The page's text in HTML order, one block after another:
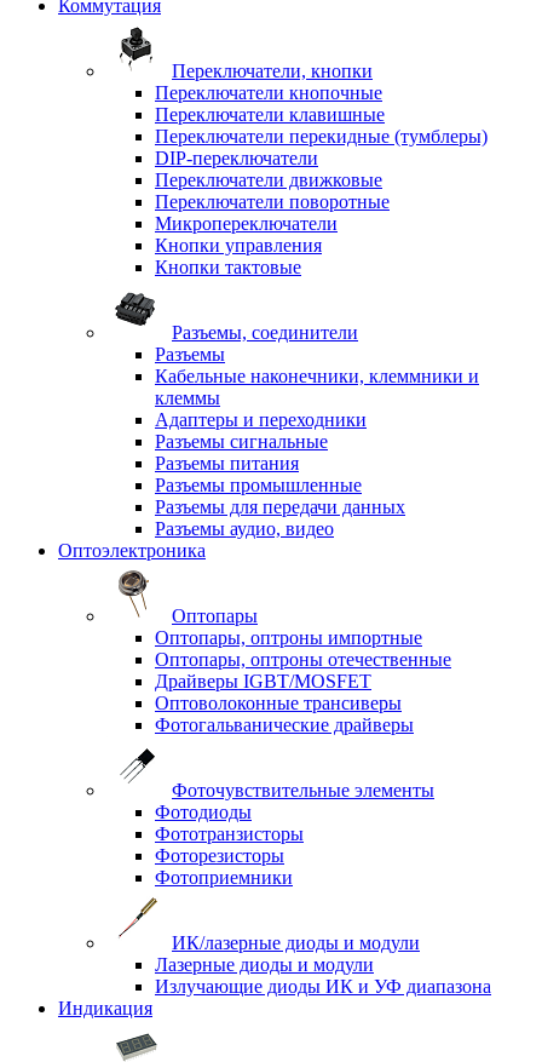
Коммутация
Переключатели, кнопки
Переключатели кнопочные
Переключатели клавишные
Переключатели перекидные (тумблеры)
DIP-переключатели
Переключатели движковые
Переключатели поворотные
Микропереключатели
Кнопки управления
Кнопки тактовые
Разъемы, соединители
Разъемы
Кабельные наконечники, клеммники и
клеммы
Адаптеры и переходники
Разъемы сигнальные
Разъемы питания
Разъемы промышленные
Разъемы для передачи данных
Разъемы аудио, видео
Оптоэлектроника
Оптопары
Оптопары, оптроны импортные
Оптопары, оптроны отечественные
Драйверы IGBT/MOSFET
Оптоволоконные трансиверы
Фотогальванические драйверы
Фоточувствительные элементы
Фотодиоды
Фототранзисторы
Фоторезисторы
Фотоприемники
ИК/лазерные диоды и модули
Лазерные диоды и модули
Излучающие диоды ИК и УФ диапазона
Индикация